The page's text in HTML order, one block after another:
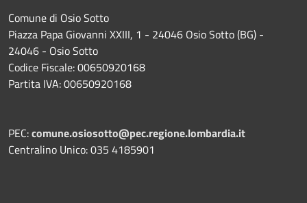
Comune di Osio Sotto
Piazza Papa Giovanni XXIII, 1 - 24046 Osio Sotto (BG) -
24046 - Osio Sotto
Codice Fiscale: 00650920168
Partita IVA: 00650920168
PEC:comune.osiosotto@pec.regione.lombardia.it
Centralino Unico: 035 4185901